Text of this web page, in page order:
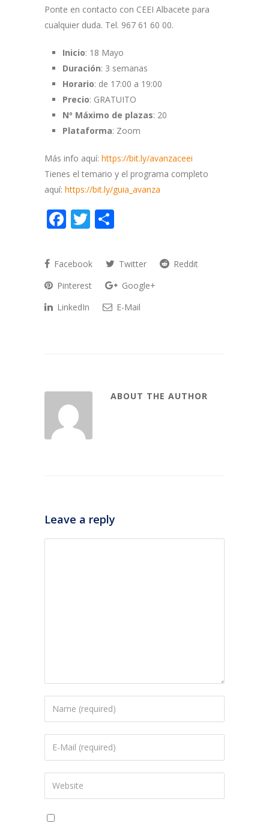
Ponte en contacto con CEEI Albacete para
cualquier duda. Tel. 967 61 60 00.
Inicio: 18 Mayo
Duración: 3 semanas
Horario: de 17:00 a 19:00
Precio: GRATUITO
Nº Máximo de plazas: 20
Plataforma: Zoom
Más info aquí: https://bit.ly/avanzaceei
Tienes el temario y el programa completo
aquí: https://bit.ly/guia_avanza
Facebook
Twitter
Facebook Twitter
Reddit
Pinterest
Google+
LinkedIn
E-Mail
ABOUT THE AUTHOR
Leave a reply